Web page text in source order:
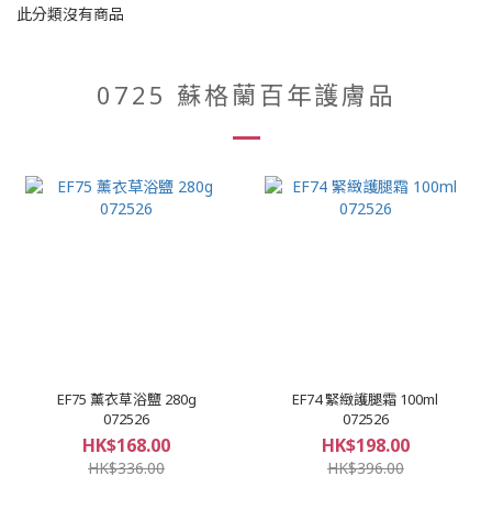
此分類沒有商品
0725 蘇格蘭百年護膚品
EF75 薰衣草浴鹽 280g
072526
HK$168.00
HK$336.00
EF74 緊緻護腿霜 100ml
072526
HK$198.00
HK$396.00